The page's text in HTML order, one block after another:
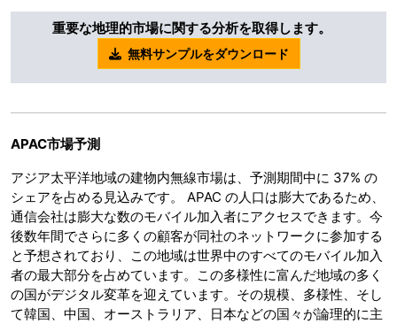
重要な地理的市場に関する分析を取得します。
無料サンプルをダウンロード
APAC市場予測
アジア太平洋地域の建物内無線市場は、予測期間中に 37% の
シェアを占める見込みです。 APAC の人口は膨大であるため、
通信会社は膨大な数のモバイル加入者にアクセスできます。今
後数年間でさらに多くの顧客が同社のネットワークに参加する
と予想されており、この地域は世界中のすべてのモバイル加入
者の最大部分を占めています。この多様性に富んだ地域の多く
の国がデジタル変革を迎えています。その規模、多様性、そし
て韓国、中国、オーストラリア、日本などの国々が論理的に主